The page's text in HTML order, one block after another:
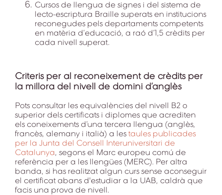
Cursos de llengua de signes i del sistema de
lecto-escriptura Braille superats en institucions
reconegudes pels departaments competents
en matèria d’educació, a raó d’1,5 crèdits per
cada nivell superat.
Criteris per al reconeixement de crèdits per
la millora del nivell de domini d’anglès
Pots consultar les equivalències del nivell B2 o
superior dels certificats i diplomes que acrediten
els coneixements d’una tercera llengua (anglès,
francès, alemany i italià) a les taules publicades
per la Junta del Consell Interuniversitari de
Catalunya, segons el Marc europeu comú de
referència per a les llengües (MERC). Per altra
banda, si has realitzat algun curs sense aconseguir
el certificat abans d'estudiar a la UAB, caldrà que
facis una prova de nivell.